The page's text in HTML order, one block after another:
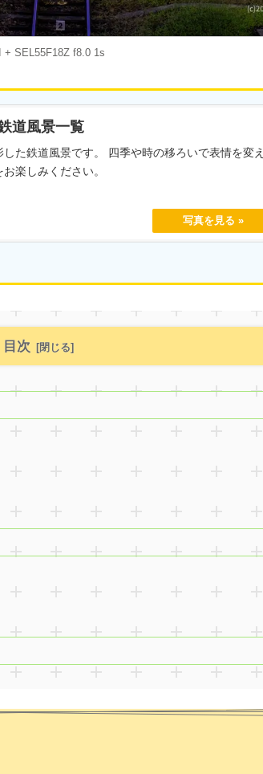
+ SEL55F18Z f8.0 1s
道風景一覧
た鉄道風景です。 四季や時の移ろいで表情を変え
楽しみください。
目次